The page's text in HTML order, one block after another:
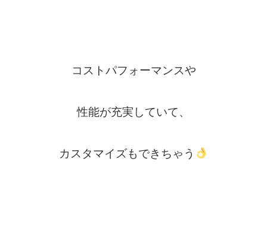
コストパフォーマンスや
性能が充実していて、
カスタマイズもできちゃう